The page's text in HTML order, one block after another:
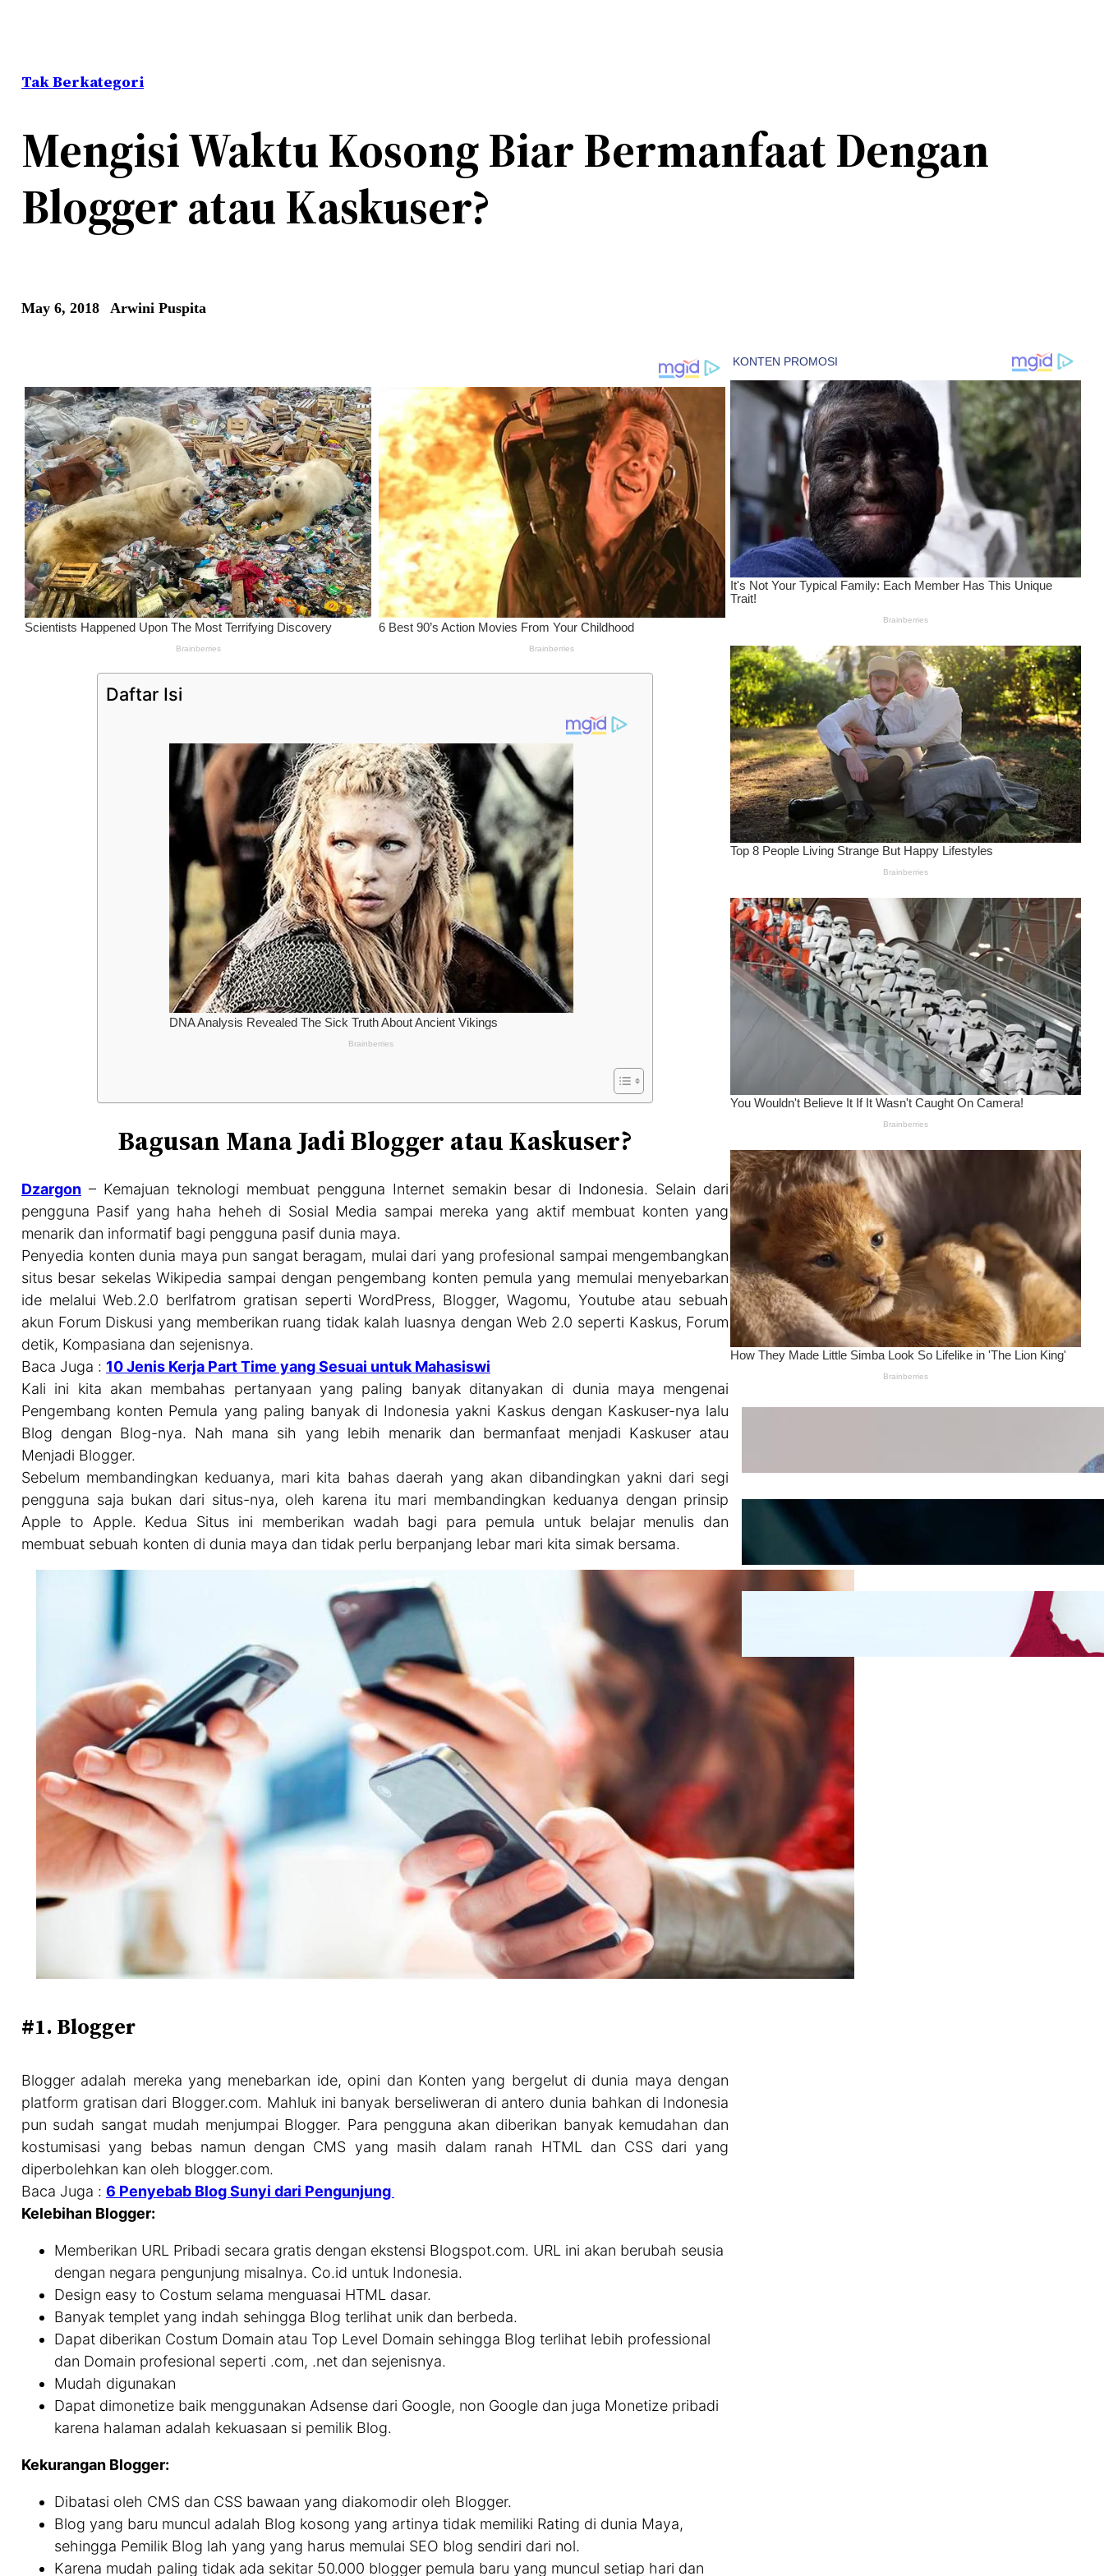
Tak Berkategori
Mengisi Waktu Kosong Biar Bermanfaat Dengan
Blogger atau Kaskuser?
May 6, 2018 Arwini Puspita
Daftar Isi
Bagusan Mana Jadi Blogger atau Kaskuser?
Dzargon – Kemajuan teknologi membuat pengguna Internet semakin besar di Indonesia. Selain dari
pengguna Pasif yang haha heheh di Sosial Media sampai mereka yang aktif membuat konten yang
menarik dan informatif bagi pengguna pasif dunia maya.
Penyedia konten dunia maya pun sangat beragam, mulai dari yang profesional sampai mengembangkan
situs besar sekelas Wikipedia sampai dengan pengembang konten pemula yang memulai menyebarkan
ide melalui Web.2.0 berlfatrom gratisan seperti WordPress, Blogger, Wagomu, Youtube atau sebuah
akun Forum Diskusi yang memberikan ruang tidak kalah luasnya dengan Web 2.0 seperti Kaskus, Forum
detik, Kompasiana dan sejenisnya.
Baca Juga : 10 Jenis Kerja Part Time yang Sesuai untuk Mahasiswi
Kali ini kita akan membahas pertanyaan yang paling banyak ditanyakan di dunia maya mengenai
Pengembang konten Pemula yang paling banyak di Indonesia yakni Kaskus dengan Kaskuser-nya lalu
Blog dengan Blog-nya. Nah mana sih yang lebih menarik dan bermanfaat menjadi Kaskuser atau
Menjadi Blogger.
Sebelum membandingkan keduanya, mari kita bahas daerah yang akan dibandingkan yakni dari segi
pengguna saja bukan dari situs-nya, oleh karena itu mari membandingkan keduanya dengan prinsip
Apple to Apple. Kedua Situs ini memberikan wadah bagi para pemula untuk belajar menulis dan
membuat sebuah konten di dunia maya dan tidak perlu berpanjang lebar mari kita simak bersama.
#1. Blogger
Blogger adalah mereka yang menebarkan ide, opini dan Konten yang bergelut di dunia maya dengan
platform gratisan dari Blogger.com. Mahluk ini banyak berseliweran di antero dunia bahkan di Indonesia
pun sudah sangat mudah menjumpai Blogger. Para pengguna akan diberikan banyak kemudahan dan
kostumisasi yang bebas namun dengan CMS yang masih dalam ranah HTML dan CSS dari yang
diperbolehkan kan oleh blogger.com.
Baca Juga : 6 Penyebab Blog Sunyi dari Pengunjung
Kelebihan Blogger:
Memberikan URL Pribadi secara gratis dengan ekstensi Blogspot.com. URL ini akan berubah seusia
dengan negara pengunjung misalnya. Co.id untuk Indonesia.
Design easy to Costum selama menguasai HTML dasar.
Banyak templet yang indah sehingga Blog terlihat unik dan berbeda.
Dapat diberikan Costum Domain atau Top Level Domain sehingga Blog terlihat lebih professional
dan Domain profesional seperti .com, .net dan sejenisnya.
Mudah digunakan
Dapat dimonetize baik menggunakan Adsense dari Google, non Google dan juga Monetize pribadi
karena halaman adalah kekuasaan si pemilik Blog.
Kekurangan Blogger:
Dibatasi oleh CMS dan CSS bawaan yang diakomodir oleh Blogger.
Blog yang baru muncul adalah Blog kosong yang artinya tidak memiliki Rating di dunia Maya,
sehingga Pemilik Blog lah yang yang harus memulai SEO blog sendiri dari nol.
Karena mudah paling tidak ada sekitar 50.000 blogger pemula baru yang muncul setiap hari dan
Wanita Pamer Pakaian
Kepribadian
Mengintip Kepribadian
Wanita Dari Warna Bra